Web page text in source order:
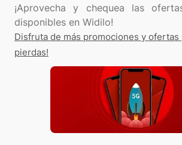
¡Aprovecha y chequea las
Disfruta de más promociones y ofertas
pierdas!